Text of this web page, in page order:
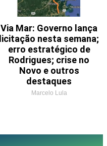
Via Mar: Governo lança
licitação nesta semana;
erro estratégico de
Rodrigues; crise no
Novo e outros
destaques
Marcelo Lula